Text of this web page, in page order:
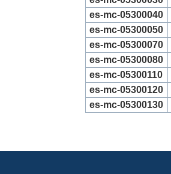
es-mc-05300040
es-mc-05300050
es-mc-05300070
es-mc-05300080
es-mc-05300110
es-mc-05300120
es-mc-05300130